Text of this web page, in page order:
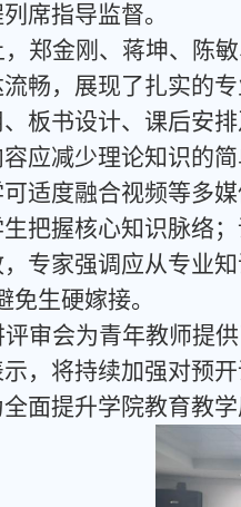
席指导监督。
，郑金刚、蒋坤、陈
畅，展现了扎实的
板书设计、课后安
应减少理论知识的
适度融合视频等多
把握核心知识脉络
专家强调应从专业
免生硬嫁接。
评审会为青年教师提
，将持续加强对预
面提升学院教育教学